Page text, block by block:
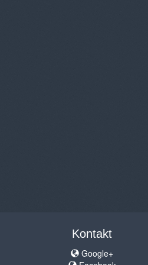
Kontakt
Google+